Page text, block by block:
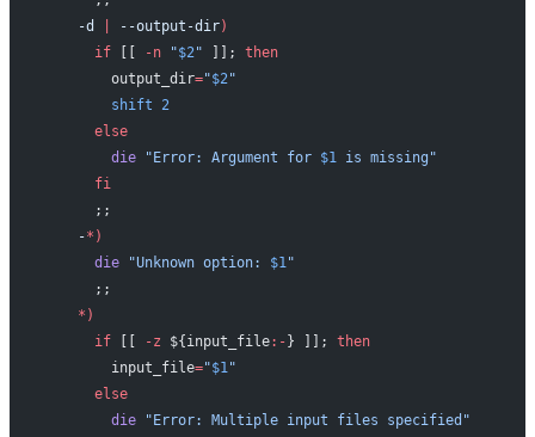
    -d
--output-dir)
      if
[[ -n "$2" ]]; then
        output_dir
="$2"
        shift
2
      else
        die
"Error: Argument for $1 is missing"
      fi
      ;;
    -
* )
      die
"Unknown option: $1"
      ;;
    *)
      if
[[ -z ${input_file:- } ]]; then
        input_file
="$1"
      else
        die
"Error: Multiple input files specified"